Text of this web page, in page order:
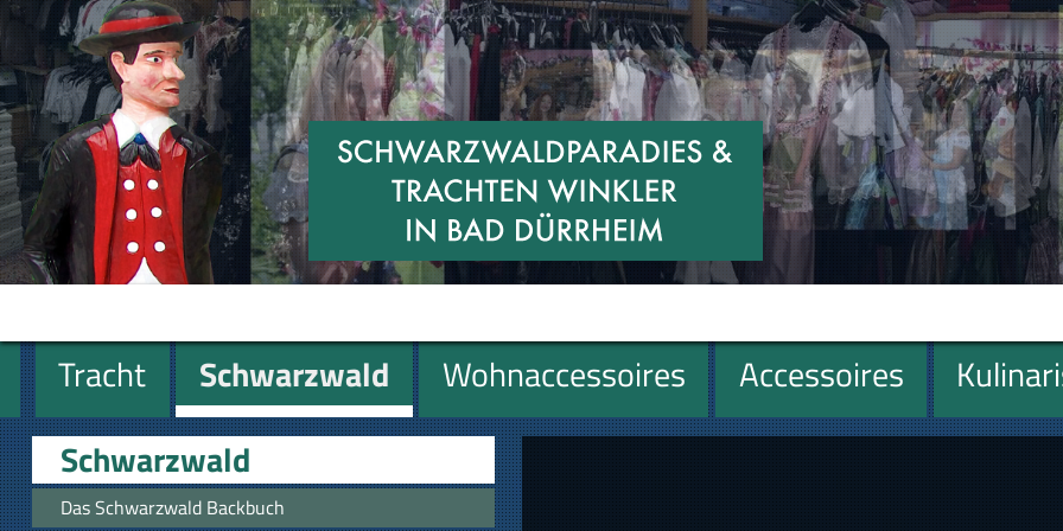
Tracht Schwarzwald Wohnaccessoires Accessoires
Miniaturen
Geschenke
Schwarzwald
Das Schwarzwald Backbuch